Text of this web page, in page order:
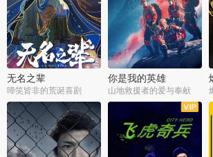
无名之辈
啼笑皆非的荒诞喜剧
你是我的英雄
山地救援者的爱与奉献